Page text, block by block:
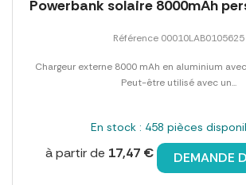
Powerbank solaire 8000mAh
Référence 00010LAB0105625
Chargeur externe 8000 mAh en aluminium
Peut-être utilisé avec un...
En stock : 458 pièces
à partir de 17,47 € DEMANDE